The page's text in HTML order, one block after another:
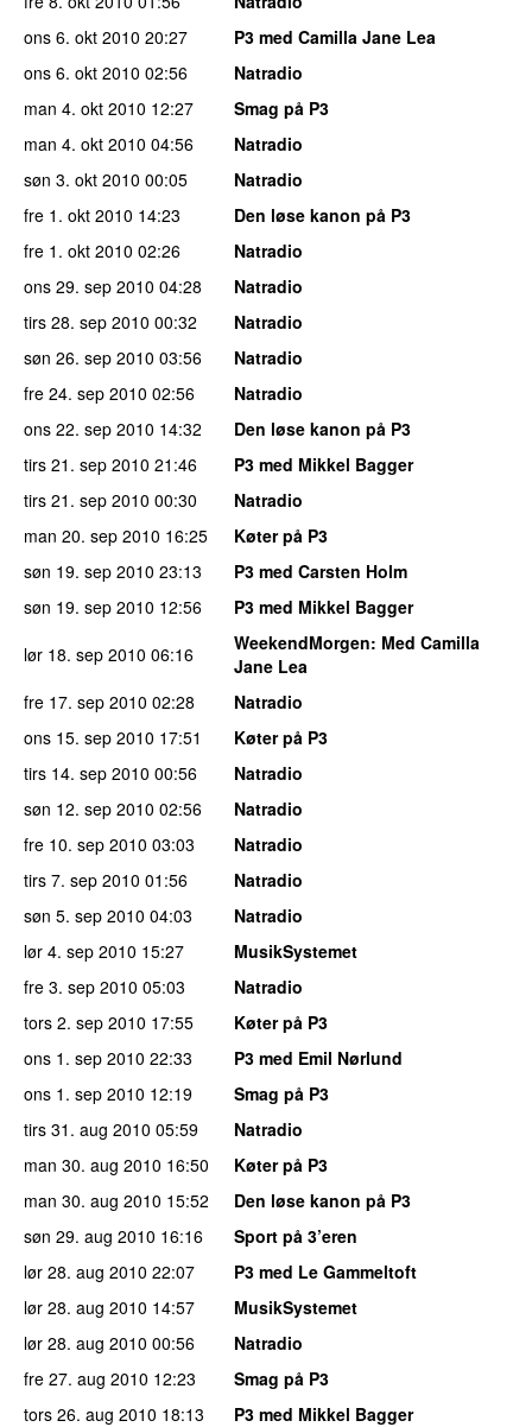
ons 6. okt 2010 20:27
P3 med Camilla Jane Lea
ons 6. okt 2010 02:56
Natradio
man 4. okt 2010 12:27
Smag på P3
man 4. okt 2010 04:56
Natradio
søn 3. okt 2010 00:05
Natradio
fre 1. okt 2010 14:23
Den løse kanon på P3
fre 1. okt 2010 02:26
Natradio
ons 29. sep 2010 04:28
Natradio
tirs 28. sep 2010 00:32
Natradio
søn 26. sep 2010 03:56
Natradio
fre 24. sep 2010 02:56
Natradio
ons 22. sep 2010 14:32
Den løse kanon på P3
tirs 21. sep 2010 21:46
P3 med Mikkel Bagger
tirs 21. sep 2010 00:30
Natradio
man 20. sep 2010 16:25
Køter på P3
søn 19. sep 2010 23:13
P3 med Carsten Holm
søn 19. sep 2010 12:56
P3 med Mikkel Bagger
lør 18. sep 2010 06:16 WeekendMorgen: Med Camilla
Jane Lea
fre 17. sep 2010 02:28
Natradio
ons 15. sep 2010 17:51
Køter på P3
tirs 14. sep 2010 00:56
Natradio
søn 12. sep 2010 02:56
Natradio
fre 10. sep 2010 03:03
Natradio
tirs 7. sep 2010 01:56
Natradio
søn 5. sep 2010 04:03
Natradio
lør 4. sep 2010 15:27
MusikSystemet
fre 3. sep 2010 05:03
Natradio
tors 2. sep 2010 17:55
Køter på P3
ons 1. sep 2010 22:33
P3 med Emil Nørlund
ons 1. sep 2010 12:19
Smag på P3
tirs 31. aug 2010 05:59
Natradio
man 30. aug 2010 16:50
Køter på P3
man 30. aug 2010 15:52
Den løse kanon på P3
søn 29. aug 2010 16:16
Sport på 3’eren
lør 28. aug 2010 22:07
P3 med Le Gammeltoft
lør 28. aug 2010 14:57
MusikSystemet
lør 28. aug 2010 00:56
Natradio
fre 27. aug 2010 12:23
Smag på P3
tors 26. aug 2010 18:13 P3 med Mikkel Bagger